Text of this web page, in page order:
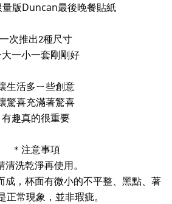
版Duncan最後晚餐貼紙
一次推出2種尺寸
一小一套剛剛好
生活多ㄧ些創意
驚喜充滿著驚喜
有趣真的很重要
＊ 注意事項
清洗乾淨再使用。
成，杯面有微小的不平整、黑點、著
正常現象，並非瑕疵。